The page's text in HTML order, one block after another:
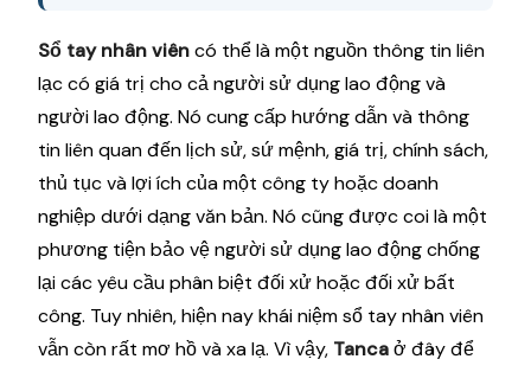
Sổ tay nhân viêncó thể là một nguồn thông tin liên
lạc có giá trị cho cả người sử dụng lao động và
người lao động. Nó cung cấp hướng dẫn và thông
tin liên quan đến lịch sử, sứ mệnh, giá trị, chính sách,
thủ tục và lợi ích của một công ty hoặc doanh
nghiệp dưới dạng văn bản. Nó cũng được coi là một
phương tiện bảo vệ người sử dụng lao động chống
lại các yêu cầu phân biệt đối xử hoặc đối xử bất
công. Tuy nhiên, hiện nay khái niệm sổ tay nhân viên
vẫn còn rất mơ hồ và xa lạ. Vì vậy, Tancaở đây để